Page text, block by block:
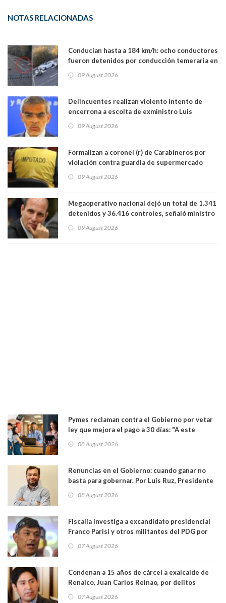
NOTAS RELACIONADAS
Conducían hasta a 184 km/h: ocho conductores
fueron detenidos por conducción temeraria en
09 August 2026
Delincuentes realizan violento intento de
encerrona a escolta de exministro Luis
Lo Espejo
09 August 2026
Formalizan a coronel (r) de Carabineros por
violación contra guardia de supermercado
09 August 2026
Megaoperativo nacional dejó un total de 1.341
detenidos y 36.416 controles, señaló ministro
09 August 2026
Pymes reclaman contra el Gobierno por vetar
ley que mejora el pago a 30 días: "A este
medianas empresas"
08 August 2026
Renuncias en el Gobierno: cuando ganar no
basta para gobernar. Por Luis Ruz, Presidente
08 August 2026
Fiscalía investiga a excandidato presidencial
Franco Parisi y otros militantes del PDG por
07 August 2026
Condenan a 15 años de cárcel a exalcalde de
Renaico, Juan Carlos Reinao, por delitos
07 August 2026